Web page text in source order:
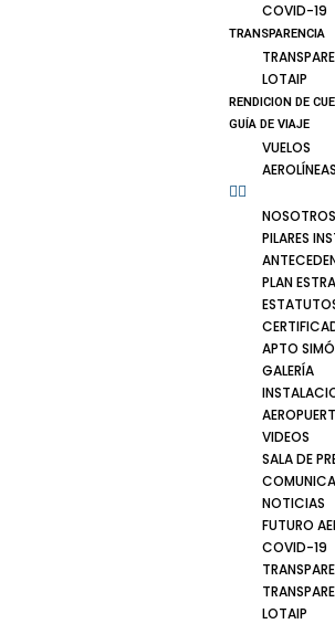
COVID-19
TRANSPARENCIA
LOTAIP
RENDICION DE
GUÍA DE VIAJE
VUELOS
AEROLÍNEAS
NOSOTROS
PILARES
PLAN
APTO
GALERÍA
VIDEOS
SALA DE
NOTICIAS
FUTURO
COVID-19
LOTAIP